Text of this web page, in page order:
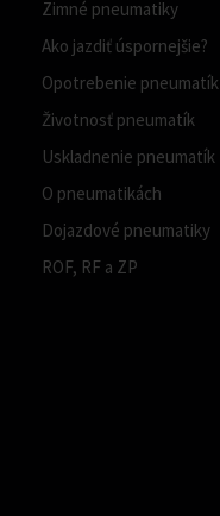
Zimné pneumatiky
Ako jazdiť úspornejšie?
Opotrebenie pneumatík
Životnosť pneumatík
Uskladnenie pneumatík
O pneumatikách
Dojazdové pneumatiky
ROF, RF a ZP